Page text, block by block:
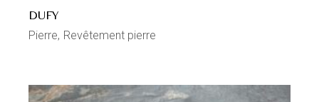
DUFY
Pierre Revêtement pierre